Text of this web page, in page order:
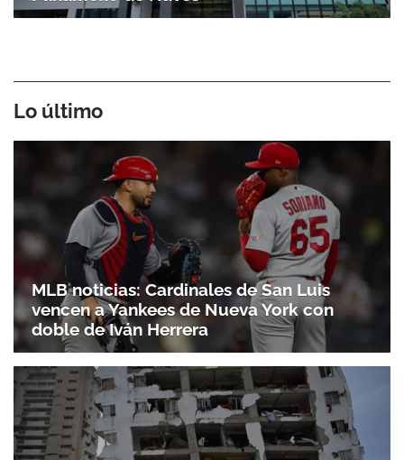
Lo último
MLB noticias: Cardinales de San Luis
vencen a Yankees de Nueva York con
doble de Iván Herrera